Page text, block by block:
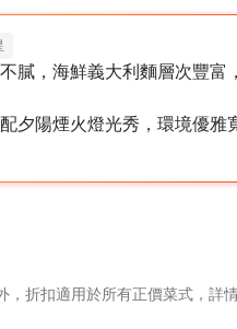
膩，海鮮義大利麵層次豐富
夕陽煙火燈光秀，環境優雅
折扣適用於所有正價菜式，詳